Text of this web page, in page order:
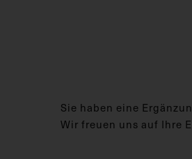
Sie haben eine
Wir freuen uns auf Ihre